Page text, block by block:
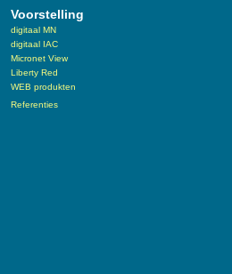
Voorstelling
digitaal MN
digitaal IAC
Micronet View
Liberty Red
WEB produkten
Referenties